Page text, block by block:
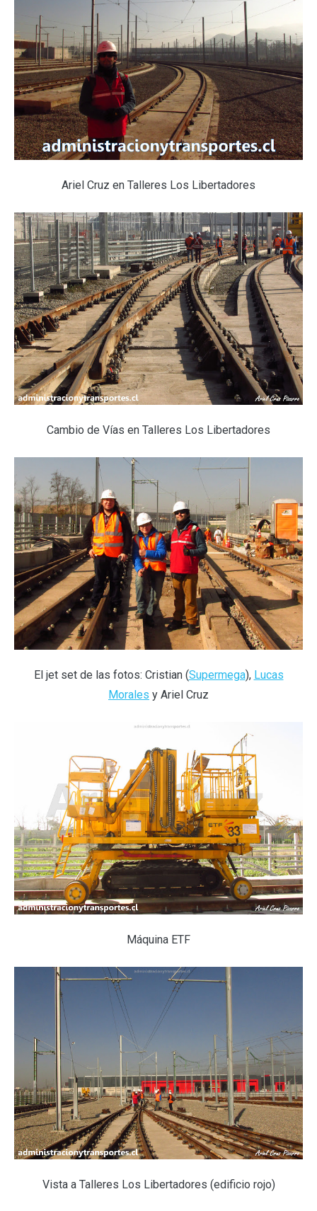
Ariel Cruz en Talleres Los Libertadores
Cambio de Vías en Talleres Los Libertadores
El jet set de las fotos: Cristian (Supermega), Lucas
Morales y Ariel Cruz
Máquina ETF
Vista a Talleres Los Libertadores (edificio rojo)